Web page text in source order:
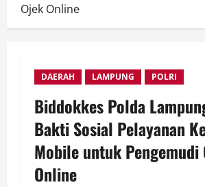
Ojek Online
DAERAH LAMPUNG POLRI
Biddokkes Polda
Bakti Sosial Pelayanan
Mobile untuk Pengemudi
Online